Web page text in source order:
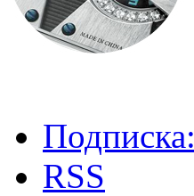
Подписка:
RSS